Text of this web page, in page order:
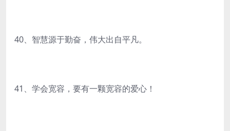
40、智慧源于勤奋，伟大出自平凡。
41、学会宽容，要有一颗宽容的爱心！